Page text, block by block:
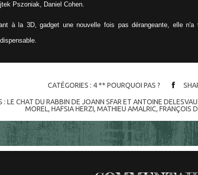
Pszoniak, Daniel Cohen.
à la 3D, gadget une nouvelle fois pas dérangeante, elle
CATÉGORIES : 4 ** POURQUOI PAS ?
: LE CHAT DU RABBIN DE JOANN SFAR ET ANTOINE
MOREL,HAFSIA HERZI,MATHIEU AMALRIC,FRANÇOIS